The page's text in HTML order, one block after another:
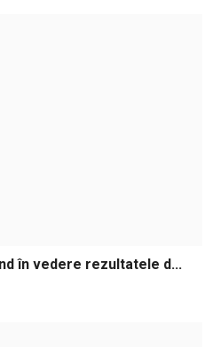
în vedere rezultatele d...